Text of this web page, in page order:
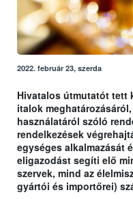
2022. február 23, szerda
Hivatalos útmutatót tett
italok
használatáról szóló
rendelkezések
egységes alkalmazását
eligazodást segíti elő
szervek, mind az
gyártói és importőrei)